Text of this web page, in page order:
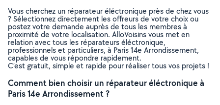
Vous cherchez un réparateur éléctronique près de chez vous
? Sélectionnez directement les offreurs de votre choix ou
postez votre demande auprès de tous les membres à
proximité de votre localisation. AlloVoisins vous met en
relation avec tous les réparateurs éléctronique,
professionnels et particuliers, à Paris 14e Arrondissement,
capables de vous répondre rapidement.
C’est gratuit, simple et rapide pour réaliser tous vos projets !
Comment bien choisir un réparateur éléctronique à
Paris 14e Arrondissement ?